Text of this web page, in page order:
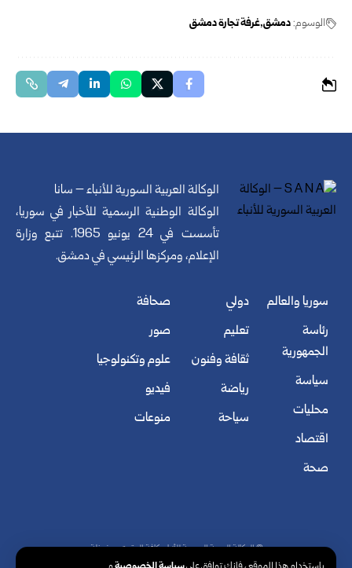
الوسوم:دمشق غرفة تجارة دمشق
الوكالة العربية السورية للأنباء – سانا
الوكالة الوطنية الرسمية للأخبار في سوريا،
تأسست في 24 يونيو 1965. تتبع وزارة
الإعلام، ومركزها الرئيسي في دمشق.
سوريا والعالم
رئاسة
الجمهورية
سياسة
محليات
اقتصاد
صحة
دولي
تعليم
ثقافة وفنون
رياضة
سياحة
صحافة
صور
علوم وتكنولوجيا
فيديو
منوعات
© الوكالة العربية السورية للأنباء. كافة الحقوق محفوظة.